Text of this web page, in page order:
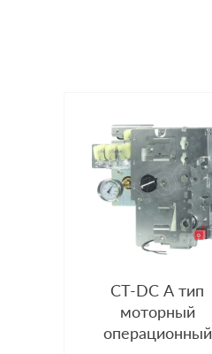
CT-DC A тип
моторный
операционный